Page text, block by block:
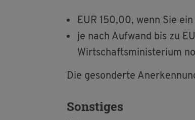
EUR 150,00, wenn Sie
je nach Auf­wand bis zu
Wirt­schafts­mi­nis­te­ri­um
Die ge­son­der­te
Sons­ti­ges